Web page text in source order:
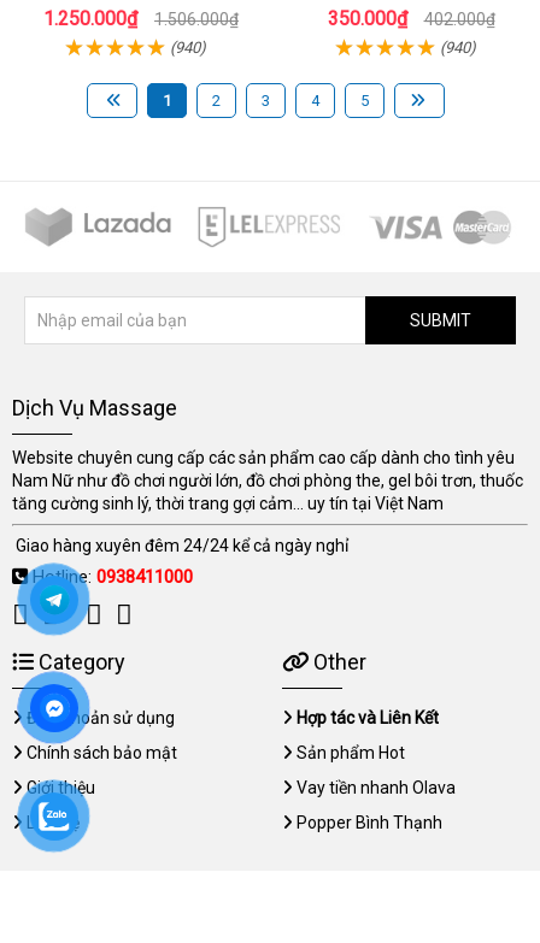
1.250.000₫ 1.506.000₫
(940)
Giới
350.000₫ 402.000₫
(940)
1 2 3 4 5
SUBMIT
Dịch Vụ Massage
Website chuyên cung cấp các sản phẩm cao cấp dành cho tình yêu
Nam Nữ như đồ chơi người lớn, đồ chơi phòng the, gel bôi trơn, thuốc
tăng cường sinh lý, thời trang gợi cảm... uy tín tại Việt Nam
Giao hàng xuyên đêm 24/24 kể cả ngày nghỉ
Hotline: 0938411000
Category
Điều khoản sử dụng
Chính sách bảo mật
Giới thiệu
Liên hệ
Other
Hợp tác và Liên Kết
Sản phẩm Hot
Vay tiền nhanh Olava
Popper Bình Thạnh